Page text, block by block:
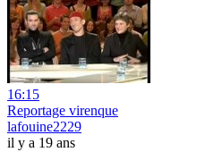
16:15
Reportage virenque
lafouine2229
il y a 19 ans